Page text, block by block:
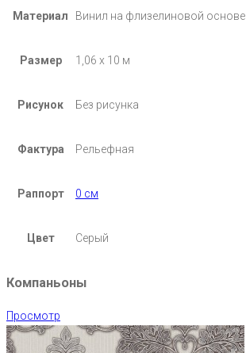
Материал Винил на флизелиновой основе
Размер 1,06 х 10 м
Рисунок Без рисунка
Фактура Рельефная
Раппорт 0 см
Цвет Серый
Компаньоны
Просмотр